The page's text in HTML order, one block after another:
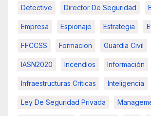
Detective Director De Seguridad
Empresa Espionaje Estrategia
FFCCSS Formacion Guardia Civil
IASN2020 Incendios Información
Infraestructuras Críticas Inteligencia
Ley De Seguridad Privada